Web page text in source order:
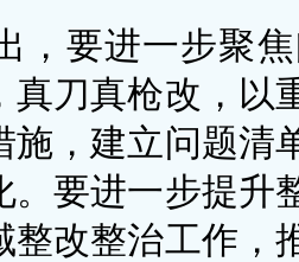
，要进一步聚
真刀真枪改，以
施，建立问题清
。要进一步提升
整改整治工作，